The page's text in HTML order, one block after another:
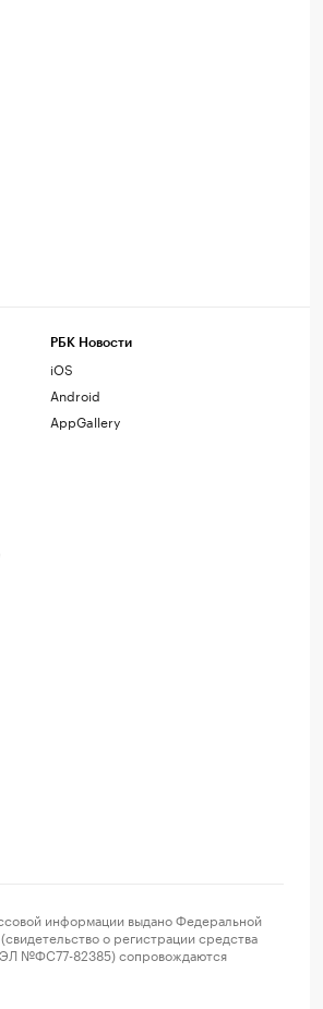
РБК Новости
iOS
Android
AppGallery
информации выдано Федеральной
о регистрации средства
ЭЛ №ФС77-82385) сопровождаются